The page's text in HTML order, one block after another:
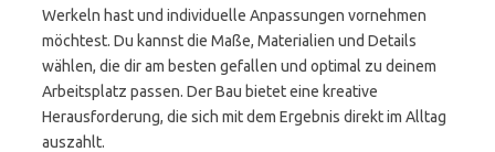
Werkeln hast und individuelle Anpassungen vornehmen
möchtest. Du kannst die Maße, Materialien und Details
wählen, die dir am besten gefallen und optimal zu deinem
Arbeitsplatz passen. Der Bau bietet eine kreative
Herausforderung, die sich mit dem Ergebnis direkt im Alltag
auszahlt.